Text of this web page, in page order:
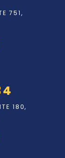
751,
180,